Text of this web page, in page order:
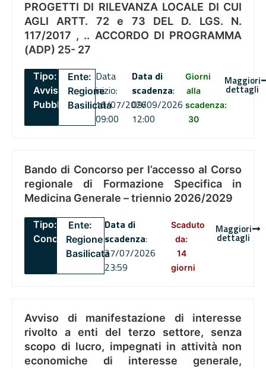
PROGETTI DI RILEVANZA LOCALE DI CUI
AGLI ARTT. 72 e 73 DEL D. LGS. N.
117/2017 , .. ACCORDO DI PROGRAMMA
(ADP) 25- 27
Tipo:
Avviso
Pubblico
Ente:
Regione
Basilicata
Data
inizio:
16/07/2026
09:00
Data di
scadenza:
09/09/2026
12:00
Giorni
alla
scadenza:
30
Maggiori
dettagli
Bando di Concorso per l’accesso al Corso
regionale di Formazione Specifica in
Medicina Generale – triennio 2026/2029
Tipo:
Concorsi
Ente:
Regione
Basilicata
Data di
scadenza:
27/07/2026
23:59
Scaduto
da:
14
giorni
Maggiori
dettagli
Avviso di manifestazione di interesse
rivolto a enti del terzo settore, senza
scopo di lucro, impegnati in attività non
economiche di interesse generale,